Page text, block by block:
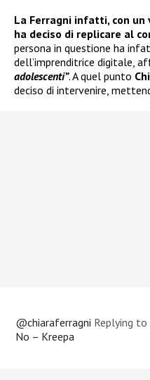
La Ferragni infatti, con
ha deciso di replicare al
persona in questione ha
dell’imprenditrice digitale,
adolescenti”. A quel punto
deciso di intervenire,
@chiaraferragni Replying
No – Kreepa